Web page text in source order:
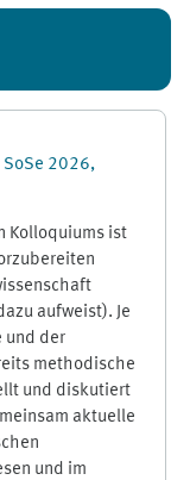
2026,
Kolloquiums ist
aufweist). Je
und der
methodische
und diskutiert
aktuelle
und im